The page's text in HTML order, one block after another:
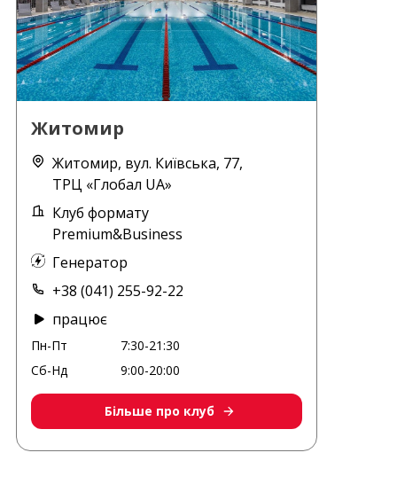
Житомир
Житомир, вул. Київська, 77,
ТРЦ «Глобал UA»
Клуб формату
Premium&Business
Генератор
+38 (041) 255-92-22
працює
Пн-Пт
7:30-21:30
Сб-Нд
9:00-20:00
Більше про клуб